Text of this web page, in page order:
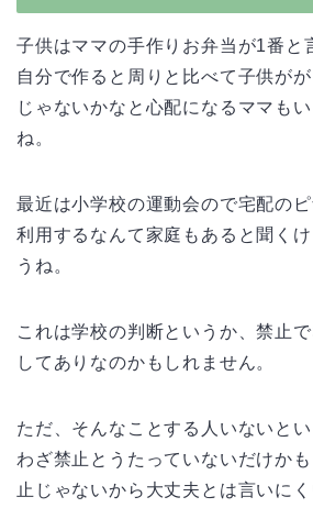
子供はママの手作りお弁当が1番と
自分で作ると周りと比べて子供が
じゃないかなと心配になるママも
ね。
最近は小学校の運動会ので宅配の
利用するなんて家庭もあると聞く
うね。
これは学校の判断というか、禁止
してありなのかもしれません。
ただ、そんなことする人いないと
わざ禁止とうたっていないだけか
止じゃないから大丈夫とは言いにく